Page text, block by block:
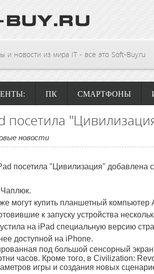
и новости из мира IT - все это Soft-Buy.ru
ПК СМАРТФОНЫ
посетила
новости
посетила "Цивилизация" добавлена
могут купить планшетный компьютер
к запуску устройства
на iPad специальную версию
доступной на iPhone.
под большой сенсорный
часов. Кроме того, в Civilization:
игры и создания новых